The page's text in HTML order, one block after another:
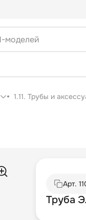
1.11. Трубы и
Арт.
Труба